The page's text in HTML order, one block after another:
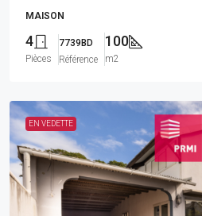
MAISON
4
Pièces
7739BD
Référence
100
m2
EN VEDETTE